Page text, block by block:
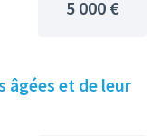
5 000 €
âgées et de leur